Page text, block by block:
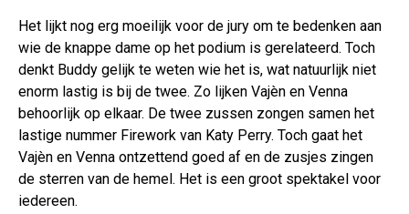
Het lijkt nog erg moeilijk voor de jury om te bedenken aan
wie de knappe dame op het podium is gerelateerd. Toch
denkt Buddy gelijk te weten wie het is, wat natuurlijk niet
enorm lastig is bij de twee. Zo lijken Vajèn en Venna
behoorlijk op elkaar. De twee zussen zongen samen het
lastige nummer Firework van Katy Perry. Toch gaat het
Vajèn en Venna ontzettend goed af en de zusjes zingen
de sterren van de hemel. Het is een groot spektakel voor
iedereen.